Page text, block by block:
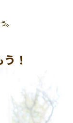
。
！